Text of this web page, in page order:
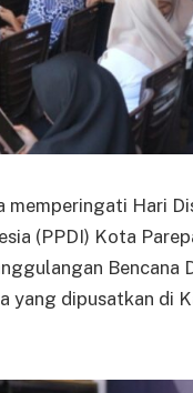
Hari
(PPDI) Kota
Bencana
yang dipusatkan di